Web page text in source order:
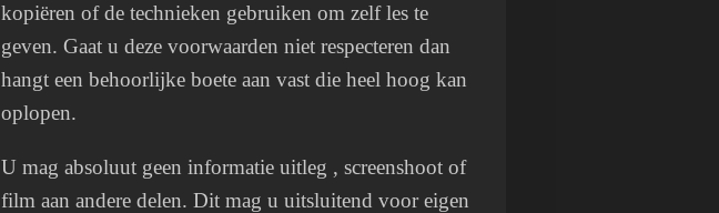
kopiëren of de technieken gebruiken om zelf les te
geven. Gaat u deze voorwaarden niet respecteren dan
hangt een behoorlijke boete aan vast die heel hoog kan
oplopen.
U mag absoluut geen informatie uitleg , screenshoot of
film aan andere delen. Dit mag u uitsluitend voor eigen